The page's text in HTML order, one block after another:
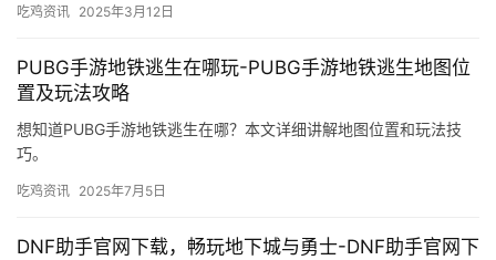
吃鸡资讯 2025年3月12日
PUBG手游地铁逃生在哪玩-PUBG手游地铁逃生地图位
置及玩法攻略
想知道PUBG手游地铁逃生在哪？本文详细讲解地图位置和玩法技
巧。
吃鸡资讯 2025年7月5日
DNF助手官网下载，畅玩地下城与勇士-DNF助手官网下